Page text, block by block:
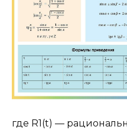
где R1(t) —